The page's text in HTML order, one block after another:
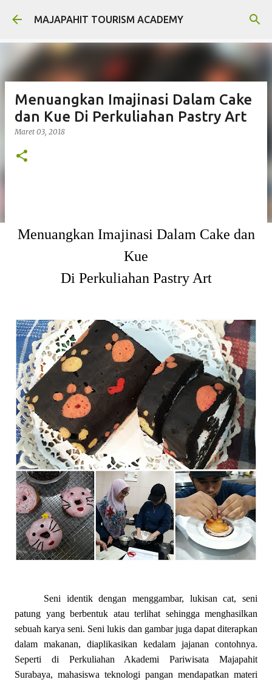
Langsung ke konten utama
MAJAPAHIT TOURISM ACADEMY
Menuangkan Imajinasi Dalam Cake
dan Kue Di Perkuliahan Pastry Art
Maret 03, 2018
Menuangkan Imajinasi Dalam Cake dan
Kue
Di Perkuliahan Pastry Art
Seni identik dengan menggambar, lukisan cat, seni
patung yang berbentuk atau terlihat sehingga menghasilkan
sebuah karya seni. Seni lukis dan gambar juga dapat diterapkan
dalam makanan, diaplikasikan kedalam jajanan contohnya.
Seperti di Perkuliahan Akademi Pariwisata Majapahit
Surabaya, mahasiswa teknologi pangan mendapatkan materi